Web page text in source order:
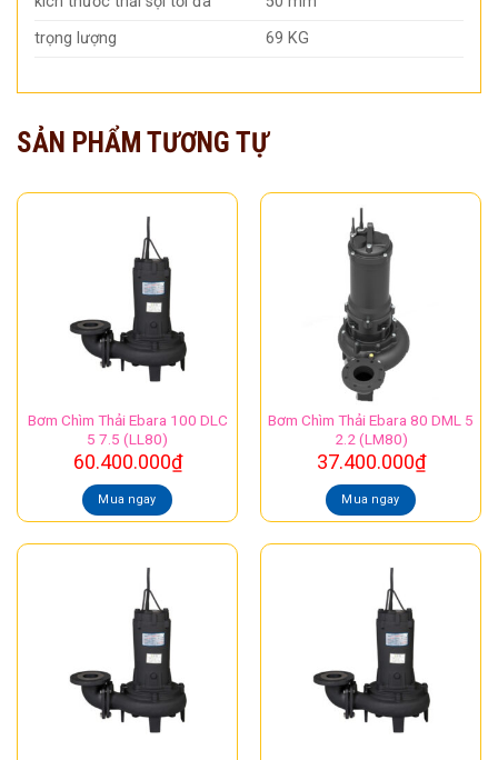
trọng lượng
69 KG
SẢN PHẨM TƯƠNG TỰ
Bơm Chìm Thải Ebara 100 DLC
5 7.5 (LL80)
60.400.000₫
Mua ngay
Bơm Chìm Thải Ebara 80 DML 5
2.2 (LM80)
37.400.000₫
Mua ngay